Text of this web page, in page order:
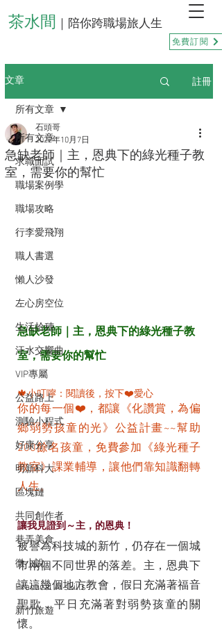
茶水間 ｜陪你跨職場旅人生
免費訂閱
文章 註冊
所有文章
求職面試
職場案例學
職場攻略
行李愛飛翔
職人書選
懶人沙發
左心房空位
生活拾穗
汗水交響曲
VIP專屬
公益路上
測驗小程式
好康分享
明新科大
區塊鏈
共同創作者
巷弄美食
微小說
Practical AI skills
新竹旅遊
所有文章
急缺老師｜主，恩典下的綠光種子教
室，需要你的幫忙
石頭哥
2022年10月7日
急缺老師｜主，恩典下的綠光種子教
室，需要你的幫忙
🍁小叮嚀：閱讀後，按下❤️愛心
你的每一個❤️，都讓《化讚賞，為偏
鄉弱勢孩童的光》公益計畫~~幫助
200餘名孩童，免費參加《綠光種子
教室》課業輔導，讓他們靠知識翻轉
人生。
讓我見證到～主，的恩典！
被譽為科技城的新竹，仍存在一個城
市兩個不同世界的落差。主，恩典下
讓這幾個地方教會，假日充滿著福音
聖歌，平日充滿著對弱勢孩童的關
懷。